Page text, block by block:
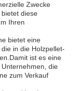
Zwecke
diese
Ihren
bietet eine
in die Holzpellet-
ist es eine
die
zum Verkauf